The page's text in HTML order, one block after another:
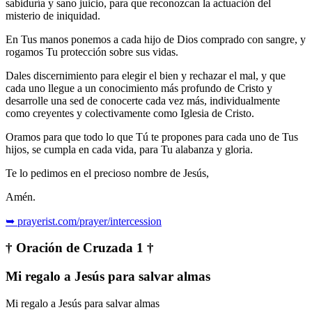
sabiduría y sano juicio, para que reconozcan la actuación del
misterio de iniquidad.
En Tus manos ponemos a cada hijo de Dios comprado con sangre, y
rogamos Tu protección sobre sus vidas.
Dales discernimiento para elegir el bien y rechazar el mal, y que
cada uno llegue a un conocimiento más profundo de Cristo y
desarrolle una sed de conocerte cada vez más, individualmente
como creyentes y colectivamente como Iglesia de Cristo.
Oramos para que todo lo que Tú te propones para cada uno de Tus
hijos, se cumpla en cada vida, para Tu alabanza y gloria.
Te lo pedimos en el precioso nombre de Jesús,
Amén.
➥ prayerist.com/prayer/intercession
† Oración de Cruzada 1 †
Mi regalo a Jesús para salvar almas
Mi regalo a Jesús para salvar almas